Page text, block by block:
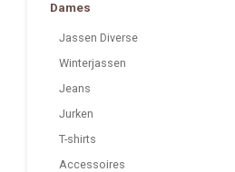
Dames
Jassen Diverse
Winterjassen
Jeans
Jurken
T-shirts
Accessoires